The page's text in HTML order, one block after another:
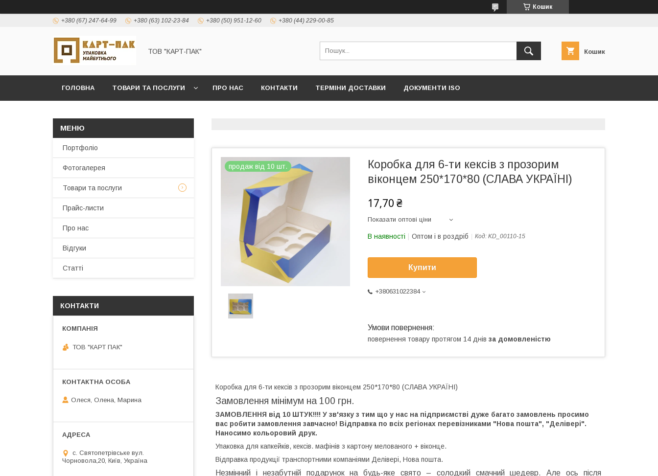
Кошик
+380 (67) 247-64-99 +380 (63) 102-23-84 +380 (50) 951-12-60 +380 (44) 229-00-85
ТОВ "КАРТ-ПАК" Кошик
ГОЛОВНА ТОВАРИ ТА ПОСЛУГИ ПРО НАС КОНТАКТИ ТЕРМІНИ ДОСТАВКИ ДОКУМЕНТИ ISO
продаж від 10 шт.
Коробка для 6-ти кексів з прозорим
віконцем 250*170*80 (СЛАВА УКРАЇНІ)
17,70 ₴
Показати оптові ціни
В наявності Оптом і в роздріб Код: KD_00110-15
Купити
+380631022384
повернення товару протягом 14 днів за домовленістю
Коробка для 6-ти кексів з прозорим віконцем 250*170*80 (СЛАВА УКРАЇНІ)
Замовлення мінімум на 100 грн.
ЗАМОВЛЕННЯ від 10 ШТУК!!!! У зв'язку з тим що у нас на підприємстві дуже багато замовлень просимо
вас робити замовлення завчасно! Відправка по всіх регіонах перевізниками "Нова пошта", "Делівері".
Наносимо кольоровий друк.
Упаковка для капкейків, кексів. мафінів з картону мелованого + віконце.
Відправка продукції транспортними компаніями Делівері, Нова пошта.
Незмінний і незабутній подарунок на будь-яке свято – солодкий смачний шедевр. Але ось після
Портфоліо
Фотогалерея
Товари та послуги
Прайс-листи
Про нас
Відгуки
Статті
КОНТАКТИ
ТОВ "КАРТ ПАК"
Олеся, Олена, Марина
с. Святопетрівське вул.
Чорновола,20, Київ, Україна